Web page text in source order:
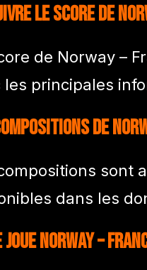
le score de
de Norway –
les principales
de
sont
dans les
joue Norway –